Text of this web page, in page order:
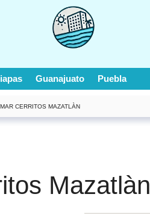
Guanajuato Puebla
CERRITOS MAZATLÀN
Mazatlàn